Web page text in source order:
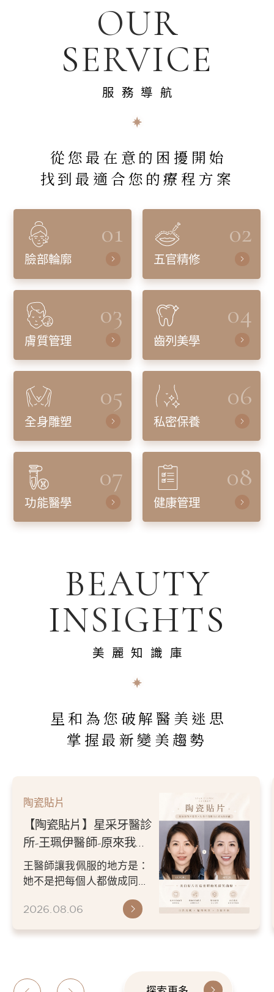
OUR
SERVICE
服務導航
從您最在意的困擾開始
找到最適合您的療程方案
01
臉部輪廓
02
五官精修
03
膚質管理
04
齒列美學
05
全身雕塑
06
私密保養
07
功能醫學
08
健康管理
BEAUTY
INSIGHTS
美麗知識庫
星和為您破解醫美迷思
掌握最新變美趨勢
陶瓷貼片
【陶瓷貼片】星采牙醫診
所-王珮伊醫師-原來我的
不愛笑，只是不喜歡自己
原本的牙齒
王醫師讓我佩服的地方是：
她不是把每個人都做成同一
更適合自己的樣子。 現...
2026.08.06